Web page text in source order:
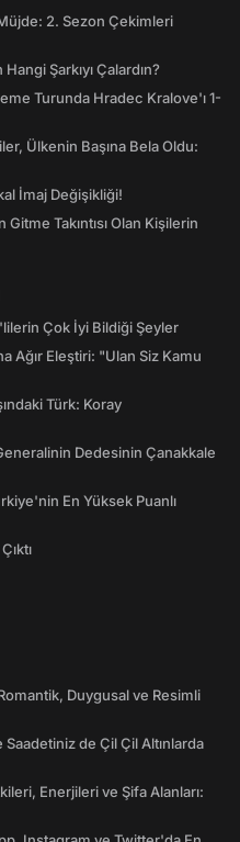
2. Sezon Çekimleri
Şarkıyı Çalardın?
Turunda Hradec Kralove'ı 1-
Ülkenin Başına Bela Oldu:
İmaj Değişikliği!
Takıntısı Olan Kişilerin
Çok İyi Bildiği Şeyler
Ağır Eleştiri: "Ulan Siz Kamu
Türk: Koray
Dedesinin Çanakkale
En Yüksek Puanlı
Duygusal ve Resimli
de Çil Çil Altınlarda
Enerjileri ve Şifa Alanları: